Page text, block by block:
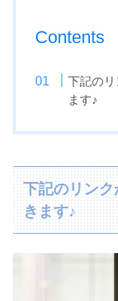
Contents
下記の
ます♪
下記のリン
きます♪